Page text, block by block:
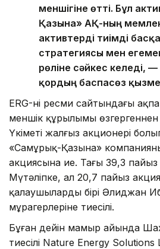
меншігіне өтті. Бұл
Қазына» АҚ-ның
активтерді тиімді
стратегиясы мен
рөліне сәйкес келеді,
қордың баспасөз
ERG-нің ресми сайтындағы
меншік құрылымы өзгергеннен
Үкіметі жалғыз акционері
«Самұрық-Қазына»
акциясына ие. Тағы 39,3
Мүтәліпке, ал 20,7 пайыз акция
қалаушылардың бірі Әлиджан
мұрагерлеріне тиесілі.
Бұған дейін мамыр айында
тиесілі Nature Energy